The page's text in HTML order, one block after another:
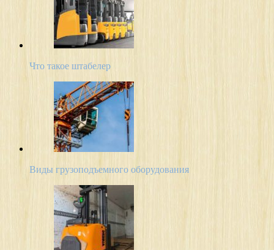
Что такое штабелер
Виды грузоподъемного оборудования